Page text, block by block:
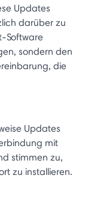
Updates
darüber zu
Software
sondern den
die
Updates
mit
stimmen zu,
zu installieren.